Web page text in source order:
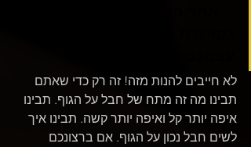
לא חייבים להנות מזה! זה רק כדי שאתם
תבינו מה זה מתח של חבל על הגוף. תבינו
איפה יותר קל ואיפה יותר קשה. תבינו איך
לשים חבל נכון על הגוף. אם ברצונכם